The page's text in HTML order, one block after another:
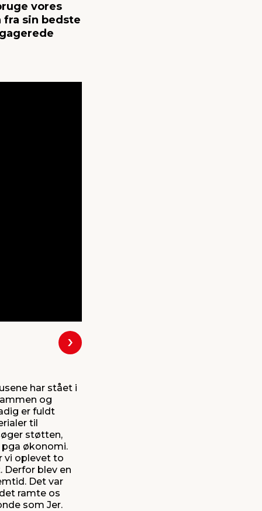
vores
sin bedste
Næste
har stået i
og
er fuldt
til
støtten,
økonomi.
vi oplevet to
Derfor blev en
Det var
ramte os
som Jer.